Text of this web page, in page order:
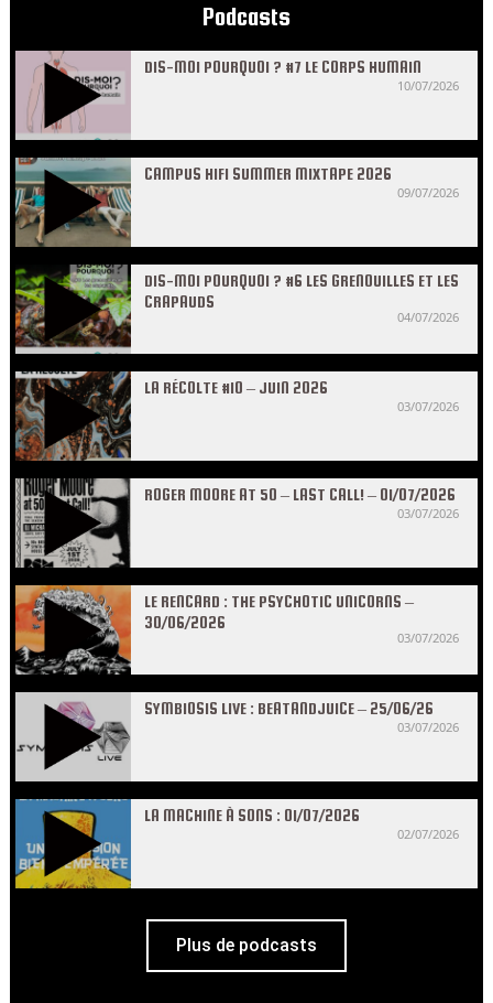
Podcasts
DIS-MOI POURQUOI ? #7 LE CORPS HUMAIN
10/07/2026
CAMPUS HIFI SUMMER MIXTAPE 2026
09/07/2026
DIS-MOI POURQUOI ? #6 LES GRENOUILLES ET LES
CRAPAUDS
04/07/2026
LA RÉCOLTE #10 – JUIN 2026
03/07/2026
ROGER MOORE AT 50 – LAST CALL! – 01/07/2026
03/07/2026
LE RENCARD : THE PSYCHOTIC UNICORNS –
30/06/2026
03/07/2026
SYMBIOSIS LIVE : BEATANDJUICE – 25/06/26
03/07/2026
LA MACHINE À SONS : 01/07/2026
02/07/2026
Plus de podcasts